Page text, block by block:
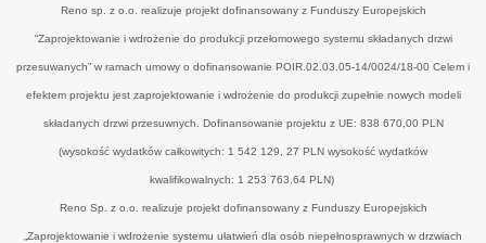
Reno sp. z o.o. realizuje projekt dofinansowany z Funduszy Europejskich
“Zaprojektowanie i wdrożenie do produkcji przełomowego systemu składanych drzwi
przesuwanych” w ramach umowy o dofinansowanie POIR.02.03.05-14/0024/18-00 Celem i
efektem projektu jest zaprojektowanie i wdrożenie do produkcji zupełnie nowych modeli
składanych drzwi przesuwnych. Dofinansowanie projektu z UE: 838 670,00 PLN
(wysokość wydatków całkowitych: 1 542 129, 27 PLN wysokość wydatków
kwalifikowalnych: 1 253 763,64 PLN)
Reno Sp. z o.o. realizuje projekt dofinansowany z Funduszy Europejskich
„Zaprojektowanie i wdrożenie systemu ułatwień dla osób niepełnosprawnych w drzwiach